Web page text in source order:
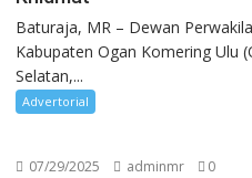
Baturaja, MR – Dewan
Kabupaten Ogan Komering Ulu
Selatan,...
Advertorial
07/29/2025 adminmr 0